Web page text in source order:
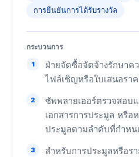
การยืนยันการได้รับรางวัล
กระบวนการ
1
ฝ่ายจัดซื้อจัดจ้างรักษาค
ไฟล์เชิญหรือใบเสนอรา
2
ซัพพลายเออร์ตรวจสอบ
เอกสารการประมูล หรือ
ประมูลตามลำดับที่กำหน
3
สำหรับการประมูลหรือร